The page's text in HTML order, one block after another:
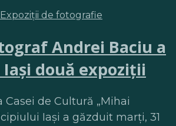
Expoziții de fotografie
Andrei Baciu a
două expoziţii
Casei de Cultură „Mihai
Iaşi a găzduit marţi, 31